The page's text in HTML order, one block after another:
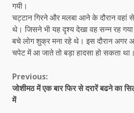
गयी।
चट्टान गिरने और मलबा आने के दौरान वहां
थे। जिसने भी यह दृश्य देखा वह सन्न रह
बचे लोग शुक्र मना रहे थे। इस दौरान अगर
चपेट में आ जाते तो बड़ा हादसा हो सकता था।
Continue
Reading
Previous:
जोशीमठ में एक बार फिर से दरारें बढने का
में